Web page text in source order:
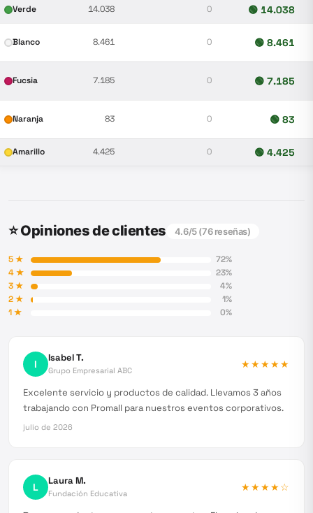
Verde 14.038 0 🟢 14.038
Blanco 8.461 0 🟢 8.461
Fucsia 7.185 0 🟢 7.185
Naranja 83 0 🟢 83
Amarillo 4.425 0 🟢 4.425
⭐ Opiniones de clientes 4.6/5 (76reseñas)
5★ 72%
4★ 23%
3★ 4%
2★ 1%
1★ 0%
I Isabel T.
Grupo Empresarial ABC
★★★★★
Excelente servicio y productos de calidad. Llevamos 3 años
trabajando con Promall para nuestros eventos corporativos.
julio de 2026
L Laura M.
Fundación Educativa
★★★★☆